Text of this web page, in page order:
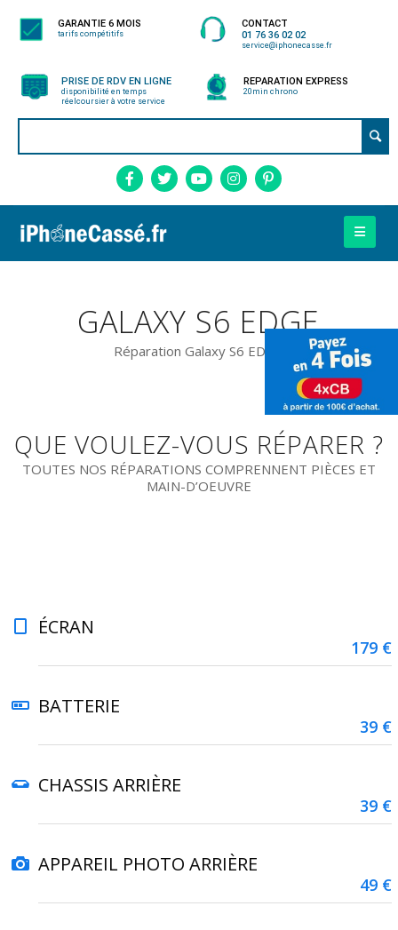
GARANTIE 6 MOIS
tarifs compétitifs
CONTACT
01 76 36 02 02
service@iphonecasse.fr
PRISE DE RDV EN LIGNE
disponibilité en temps
réelcoursier à votre service
REPARATION EXPRESS
20min chrono
GALAXY S6 EDGE
Réparation Galaxy S6 EDGE
QUE VOULEZ-VOUS RÉPARER ?
TOUTES NOS RÉPARATIONS COMPRENNENT PIÈCES ET
MAIN-D’OEUVRE
ÉCRAN
179 €
BATTERIE
39 €
CHASSIS ARRIÈRE
39 €
APPAREIL PHOTO ARRIÈRE
49 €